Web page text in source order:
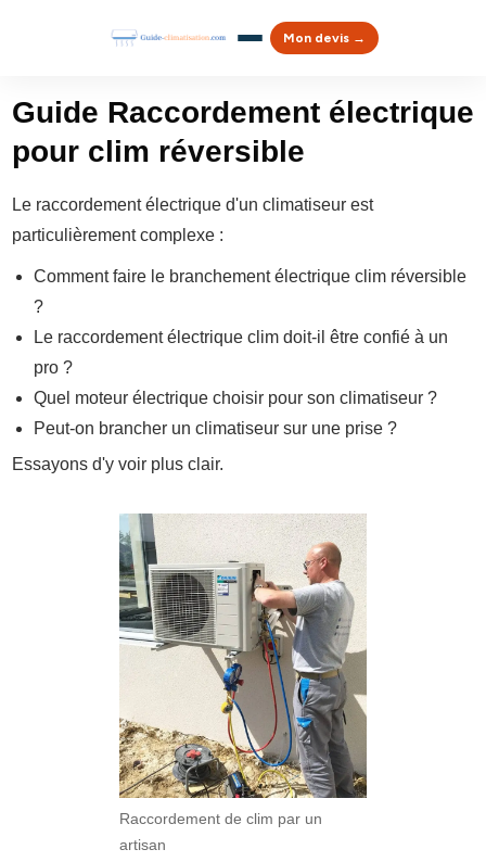
Mon devis →
Guide Raccordement électrique
pour clim réversible
Le raccordement électrique d'un climatiseur est
particulièrement complexe :
Comment faire le branchement électrique clim réversible
?
Le raccordement électrique clim doit-il être confié à un
pro ?
Quel moteur électrique choisir pour son climatiseur ?
Peut-on brancher un climatiseur sur une prise ?
Essayons d'y voir plus clair.
Raccordement de clim par un
artisan